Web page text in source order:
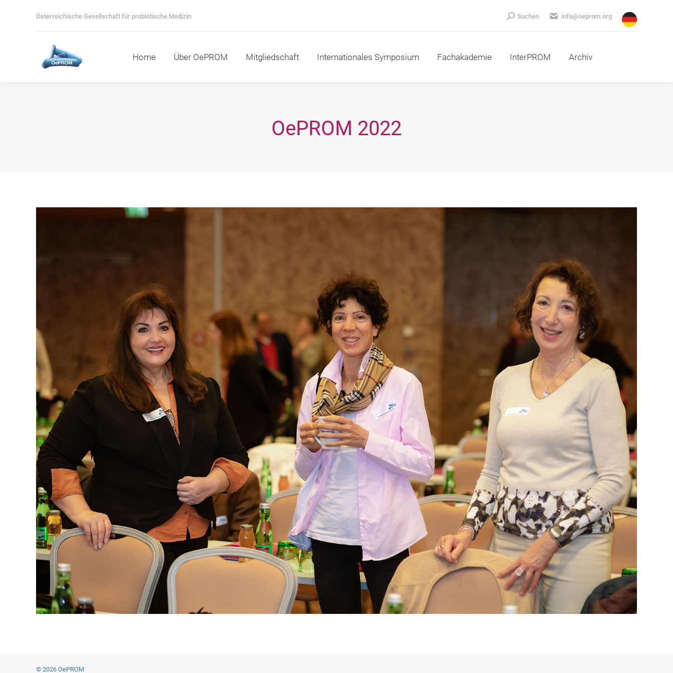
Österreichische Gesellschaft für probiotische Medizin Search:Suchen info@oeprom.org
Home Über OePROM Mitgliedschaft Internationales Symposium Fachakademie InterPROM Archiv
OePROM 2022
© 2026 OePROM
Home Über OePROM InterPROM Archiv